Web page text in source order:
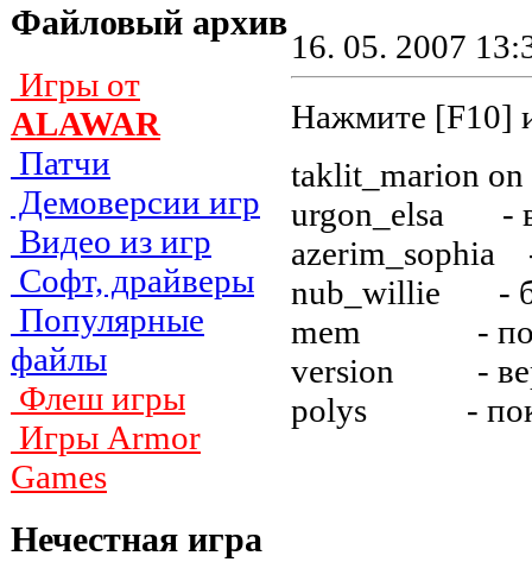
Файловый архив
Игры от
ALAWAR
Патчи
Демоверсии игр
Видео из игр
Софт, драйверы
Популярные
файлы
Флеш игры
Игры Armor
Games
Нечестная игра
16. 05. 2007
Нажмите [F10]
taklit_marion on
urgon_elsa -
azerim_sophia
nub_willie -
mem -
version -
polys -